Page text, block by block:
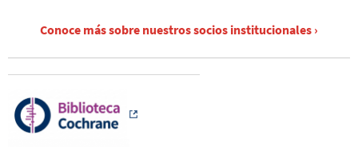
Conoce más sobre nuestros socios institucionales ›